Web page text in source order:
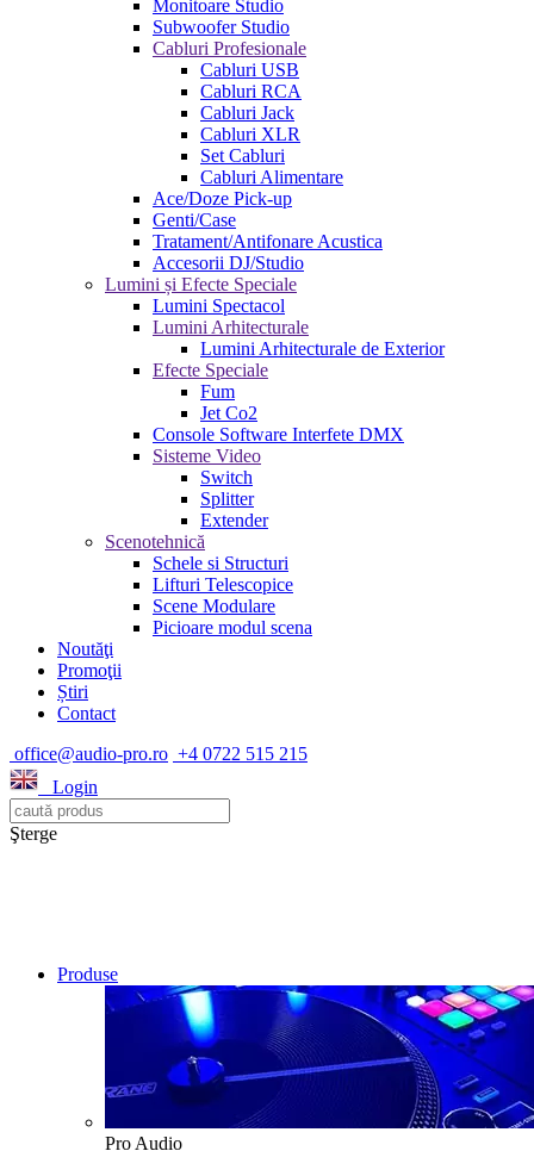
Monitoare Studio
Subwoofer Studio
Cabluri Profesionale
Cabluri USB
Cabluri RCA
Cabluri Jack
Cabluri XLR
Set Cabluri
Cabluri Alimentare
Ace/Doze Pick-up
Genti/Case
Tratament/Antifonare Acustica
Accesorii DJ/Studio
Lumini și Efecte Speciale
Lumini Spectacol
Lumini Arhitecturale
Lumini Arhitecturale de Exterior
Efecte Speciale
Fum
Jet Co2
Console Software Interfete DMX
Sisteme Video
Switch
Splitter
Extender
Scenotehnică
Schele si Structuri
Lifturi Telescopice
Scene Modulare
Picioare modul scena
Noutăţi
Promoţii
Știri
Contact
office@audio-pro.ro +4 0722 515 215
Login
Şterge
Produse
Pro Audio